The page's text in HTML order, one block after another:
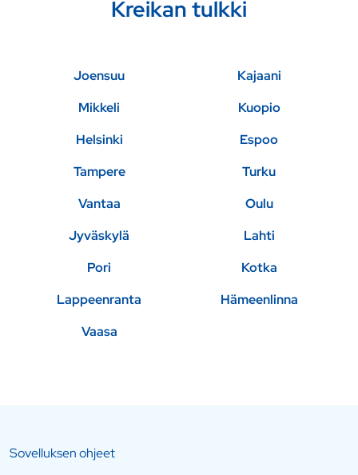
Kreikan tulkki
Joensuu
Kajaani
Mikkeli
Kuopio
Helsinki
Espoo
Tampere
Turku
Vantaa
Oulu
Jyväskylä
Lahti
Pori
Kotka
Lappeenranta
Hämeenlinna
Vaasa
Sovelluksen ohjeet